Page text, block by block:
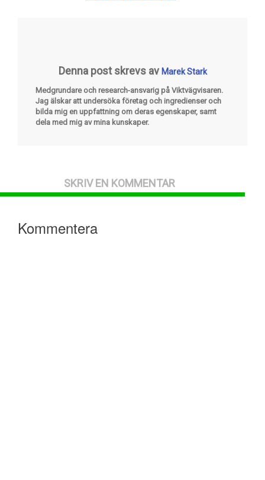
Denna post skrevs av Marek Stark
Medgrundare och research-ansvarig på Viktvägvisaren.
Jag älskar att undersöka företag och ingredienser och
bilda mig en uppfattning om deras egenskaper, samt
dela med mig av mina kunskaper.
SKRIV EN KOMMENTAR
Kommentera